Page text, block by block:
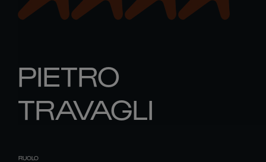
PIETRO
TRAVAGLI
RUOLO